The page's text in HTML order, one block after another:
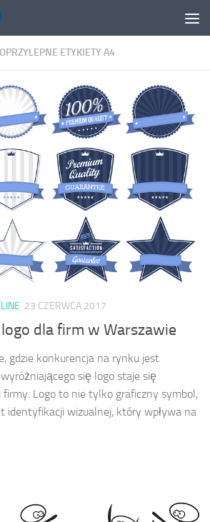
ETYKIETY A4
23 CZERWCA 2017
dla firm w Warszawie
gdzie konkurencja na rynku jest
się logo staje się
firmy. Logo to nie tylko graficzny symbol,
identyfikacji wizualnej, który wpływa na